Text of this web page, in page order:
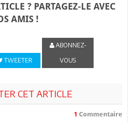
? PARTAGEZ-LE AVEC
AMIS !
TWEETER
ABONNEZ-
VOUS
CET ARTICLE
1 Commentaire